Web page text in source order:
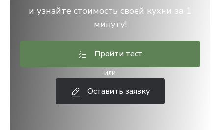
и узнайте стоимость своей кухни за 1
минуту!
Пройти тест
или
Оставить заявку